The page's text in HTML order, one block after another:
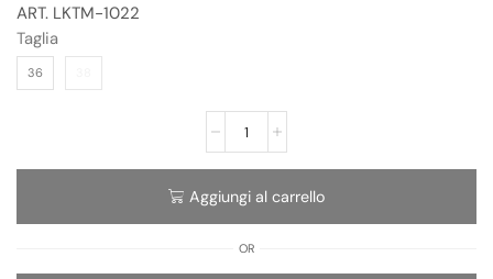
ART. LKTM-1022
Taglia
36
Aggiungi al carrello
OR